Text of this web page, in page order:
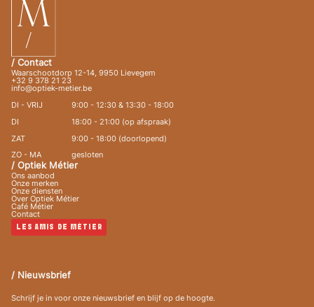
/ Contact
Waarschootdorp 12-14, 9950 Lievegem
+32 9 378 21 23
info@optiek-metier.be
DI - VRIJ 9:00 - 12:30 & 13:30 - 18:00
DI 18:00 - 21:00 (op afspraak)
ZAT 9:00 - 18:00 (doorlopend)
ZO - MA gesloten
/ Optiek Métier
Ons aanbod
Onze merken
Onze diensten
Over Optiek Métier
Café Métier
Contact
LES AMIS DE MÉTIER
/ Nieuwsbrief
Schrijf je in voor onze nieuwsbrief en blijf op de hoogte.